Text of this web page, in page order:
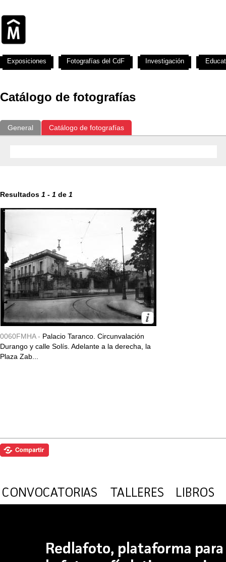
Catálogo de fotografías
General Catálogo de fotografías
Resultados 1 - 1 de 1
0060FMHA - Palacio Taranco. Circunvalación
Durango y calle Solís. Adelante a la derecha, la
Plaza Zab...
Exposiciones Fotografías del CdF Investigación